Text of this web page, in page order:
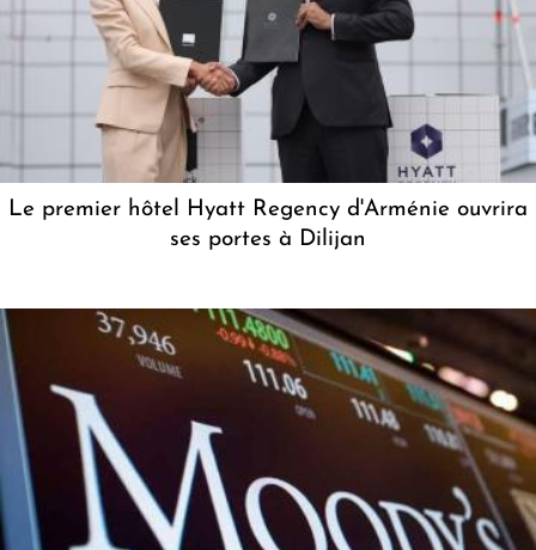
Le premier hôtel Hyatt Regency d'Arménie ouvrira
ses portes à Dilijan